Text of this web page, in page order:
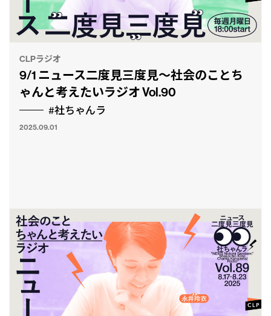
CLPラジオ
9/1 ニュース二度見三度見〜社会のことち
ゃんと考えたいラジオ Vol.90
#社ちゃんラ
2025.09.01